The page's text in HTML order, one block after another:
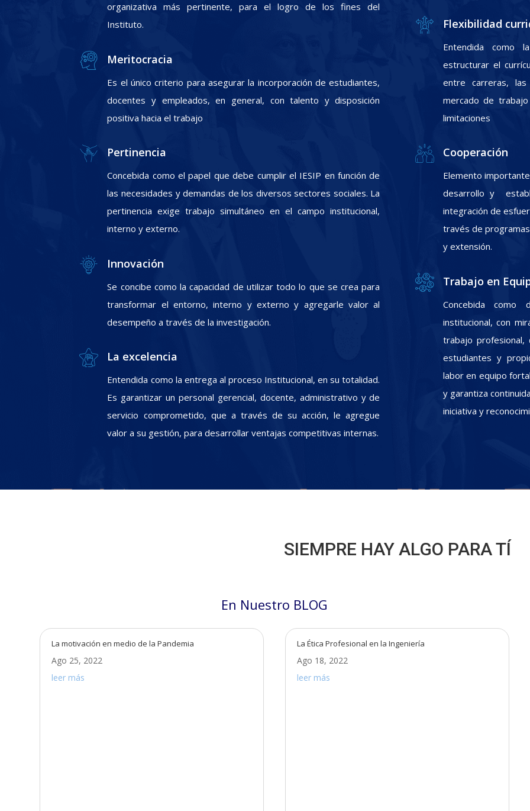
organizativa más pertinente, para el logro de los fines del
Instituto.
Meritocracia
Es el único criterio para asegurar la incorporación de estudiantes,
docentes y empleados, en general, con talento y disposición
positiva hacia el trabajo
Pertinencia
Concebida como el papel que debe cumplir el IESIP en función de
las necesidades y demandas de los diversos sectores sociales. La
pertinencia exige trabajo simultáneo en el campo institucional,
interno y externo.
Innovación
Se concibe como la capacidad de utilizar todo lo que se crea para
transformar el entorno, interno y externo y agregarle valor al
desempeño a través de la investigación.
La excelencia
Entendida como la entrega al proceso Institucional, en su totalidad.
Es garantizar un personal gerencial, docente, administrativo y de
servicio comprometido, que a través de su acción, le agregue
valor a su gestión, para desarrollar ventajas competitivas internas.
Flexibilidad
Entendida como
estructurar el
entre carreras,
mercado de
limitaciones
Cooperación
Elemento
desarrollo y
integración de
través de
y extensión.
Trabajo en
Concebida como
institucional, con
trabajo
estudiantes y
labor en equipo
y garantiza
iniciativa y
SIEMPRE HAY ALGO PARA TÍ
En Nuestro BLOG
La motivación en medio de la Pandemia
Ago 25, 2022
leer más
La Ética Profesional en la Ingeniería
Ago 18, 2022
leer más